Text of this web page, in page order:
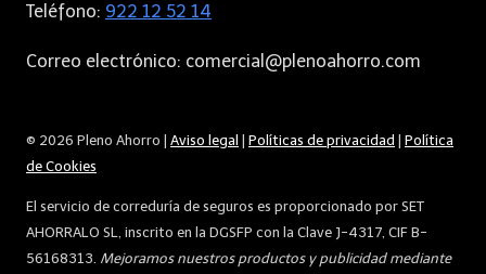
Teléfono: 922 12 52 14
Correo electrónico: comercial@plenoahorro.com
© 2026 Pleno Ahorro | Aviso legal Políticas de privacidad
Política
de Cookies
El servicio de correduría de seguros es proporcionado por SET
AHORRALO SL, inscrito en la DGSFP con la Clave J-4317, CIF B-
56168313. Mejoramos nuestros productos y publicidad mediante